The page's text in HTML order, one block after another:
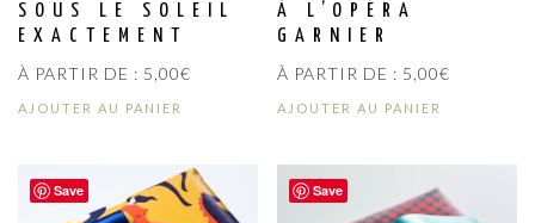
SOUS LE SOLEIL
EXACTEMENT
À PARTIR DE : 5,00€
AJOUTER AU PANIER
À L’OPÉRA
GARNIER
À PARTIR DE : 5,00€
AJOUTER AU PANIER
Save Save